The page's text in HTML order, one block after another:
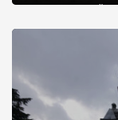
диктувати свої
Херсонесі
А потім було